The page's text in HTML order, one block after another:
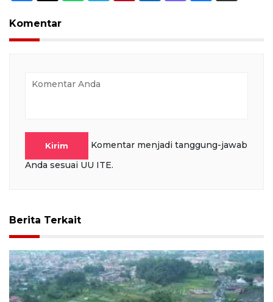
Komentar
Kirim
Komentar menjadi tanggung-jawab
Anda sesuai UU ITE.
Berita Terkait